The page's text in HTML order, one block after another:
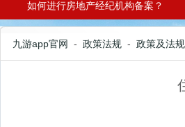
如何进行房地产经纪机构备案？
九游app官网 - 政策法规 - 政策及法规